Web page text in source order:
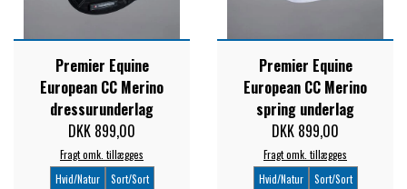
Premier Equine
European CC Merino
dressurunderlag
DKK 899,00
Fragt omk. tillægges
Hvid/Natur
Sort/Sort
Premier Equine
European CC Merino
spring underlag
DKK 899,00
Fragt omk. tillægges
Hvid/Natur
Sort/Sort